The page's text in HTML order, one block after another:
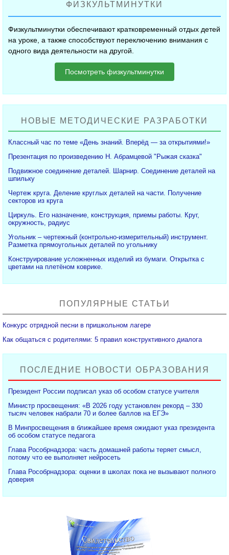
ФИЗКУЛЬТМИНУТКИ
Физкультминутки обеспечивают кратковременный отдых детей
на уроке, а также способствуют переключению внимания с
одного вида деятельности на другой.
Посмотреть физкультминутки
НОВЫЕ МЕТОДИЧЕСКИЕ РАЗРАБОТКИ
Классный час по теме «День знаний. Вперёд — за открытиями!»
Презентация по произведению Н. Абрамцевой "Рыжая сказка"
Подвижное соединение деталей. Шарнир. Соединение деталей на
шпильку
Чертеж круга. Деление круглых деталей на части. Получение
секторов из круга
Циркуль. Его назначение, конструкция, приемы работы. Круг,
окружность, радиус
Угольник – чертежный (контрольно-измерительный) инструмент.
Разметка прямоугольных деталей по угольнику
Конструирование усложненных изделий из бумаги. Открытка с
цветами на плетёном коврике.
ПОПУЛЯРНЫЕ СТАТЬИ
Конкурс отрядной песни в пришкольном лагере
Как общаться с родителями: 5 правил конструктивного диалога
ПОСЛЕДНИЕ НОВОСТИ ОБРАЗОВАНИЯ
Президент России подписал указ об особом статусе учителя
Министр просвещения: «В 2026 году установлен рекорд – 330
тысяч человек набрали 70 и более баллов на ЕГЭ»
В Минпросвещения в ближайшее время ожидают указ президента
об особом статусе педагога
Глава Рособрнадзора: часть домашней работы теряет смысл,
потому что ее выполняет нейросеть
Глава Рособрнадзора: оценки в школах пока не вызывают полного
доверия